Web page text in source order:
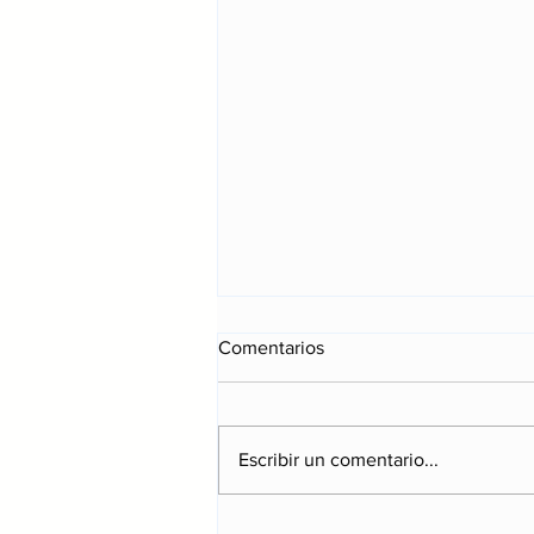
Comentarios
Escribir un comentario...